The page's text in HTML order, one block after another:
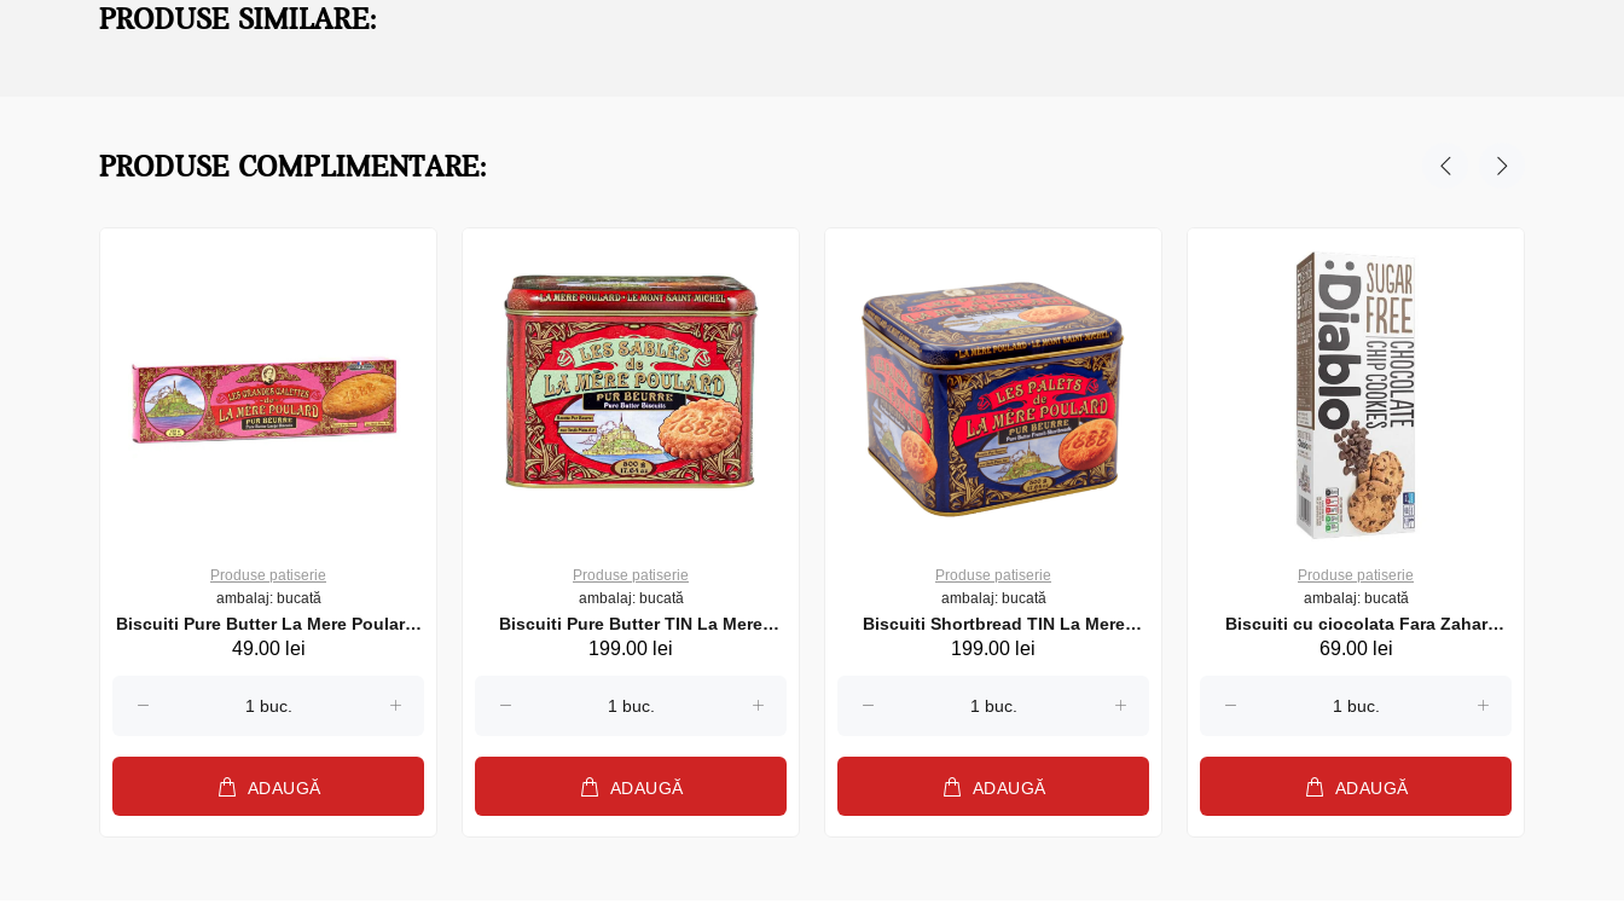
PRODUSE SIMILARE:
PRODUSE COMPLIMENTARE:
Produse patiserie
ambalaj: bucată
Biscuiti Pure Butter La Mere Poulard,
135 gr.
49.00 lei
ADAUGĂ
Produse patiserie
ambalaj: bucată
Biscuiti Pure Butter TIN La Mere
Poulard, 500 gr.
199.00 lei
ADAUGĂ
Produse patiserie
ambalaj: bucată
Biscuiti Shortbread TIN La Mere
Poulard, 500 gr.
199.00 lei
ADAUGĂ
Produse patiserie
ambalaj: bucată
Biscuiti cu ciocolata Fara Zahar
DIABLO 130g
69.00 lei
ADAUGĂ